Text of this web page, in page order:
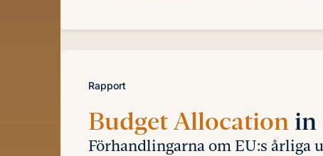
Rapport
Budget Allocation in
Förhandlingarna om EU:s årliga